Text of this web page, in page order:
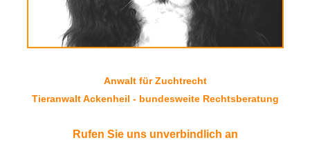
Anwalt für Zuchtrecht
Tieranwalt Ackenheil - bundesweite Rechtsberatung
Rufen Sie uns unverbindlich an